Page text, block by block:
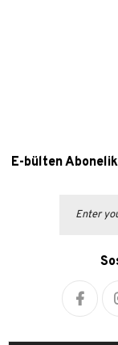
E-bülten Abonelik